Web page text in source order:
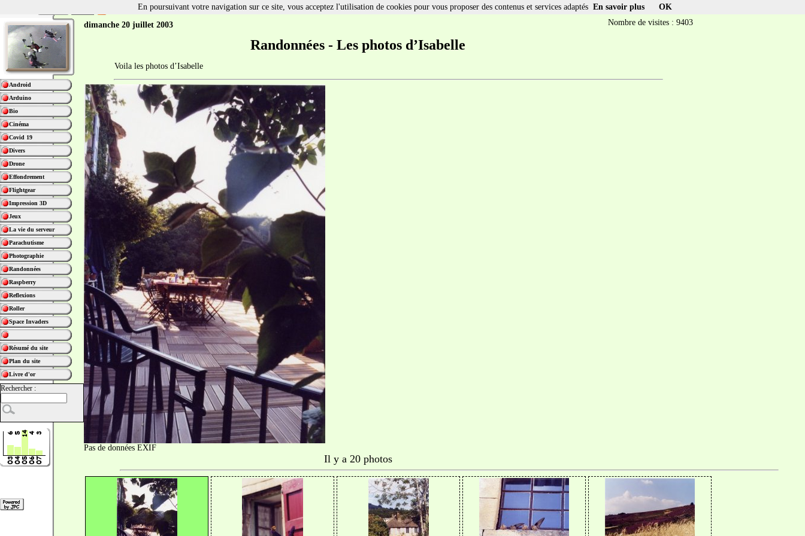
Android
Arduino
Bio
Cinéma
Covid 19
Divers
Drone
Effondrement
Flightgear
Impression 3D
Jeux
La vie du serveur
Parachutisme
Photographie
Randonnées
Raspberry
Reflexions
Roller
Space Invaders
Résumé du site
Plan du site
Livre d'or
Rechercher :
dimanche 20 juillet 2003 Nombre de visites : 9403
Randonnées - Les photos d’Isabelle
Voila les photos d’Isabelle
Pas de données EXIF
Il y a 20 photos
En poursuivant votre navigation sur ce site, vous acceptez l'utilisation de cookies pour vous proposer des contenus et services adaptés En savoir plus OK